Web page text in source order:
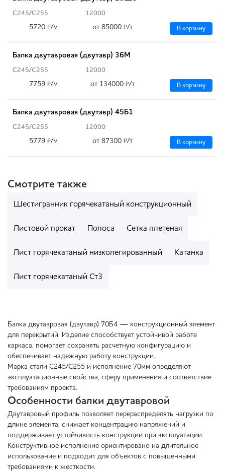
С245/С255 12000
5720 ₽/м от 85000 ₽/т В корзину
Балка двутавровая (двутавр) 36М
С245/С255 12000
7759 ₽/м от 134000 ₽/т В корзину
Балка двутавровая (двутавр) 45Б1
С245/С255 12000
5779 ₽/м от 87300 ₽/т В корзину
Смотрите также
Шестигранник горячекатаный конструкционный
Листовой прокат Полоса Сетка плетеная
Лист горячекатаный низколегированный Катанка
Лист горячекатаный Ст3
Балка двутавровая (двутавр) 70Б4 — конструкционный элемент
для перекрытий. Изделие способствует устойчивой работе
каркаса, помогает сохранять расчетную конфигурацию и
обеспечивает надежную работу конструкции.
Марка стали С245/С255 и исполнение 70мм определяют
эксплуатационные свойства, сферу применения и соответствие
требованиям проекта.
Особенности балки двутавровой
Двутавровый профиль позволяет перераспределять нагрузки по
длине элемента, снижает концентрацию напряжений и
поддерживает устойчивость конструкции при эксплуатации.
Конструктивное исполнение ориентировано на длительное
использование и подходит для объектов с повышенными
требованиями к жесткости.